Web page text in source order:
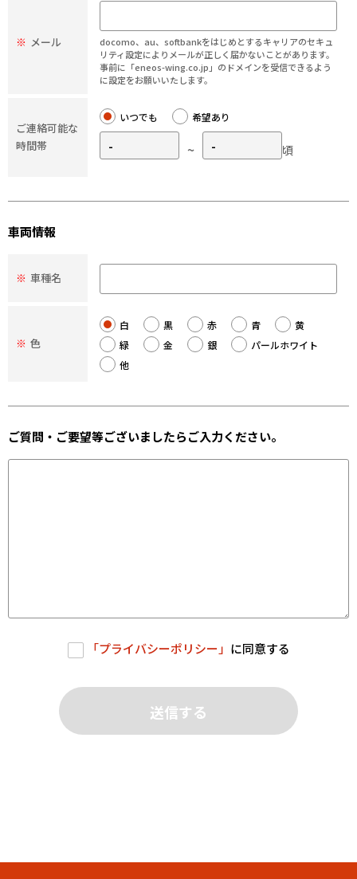
※ メール
docomo、au、softbankをはじめとするキャリアのセキュ
リティ設定によりメールが正しく届かないことがあります。
事前に「eneos-wing.co.jp」のドメインを受信できるよう
に設定をお願いいたします。
ご連絡可能な
時間帯
いつでも 希望あり
~ 頃
車両情報
※ 車種名
※ 色
白 黒 赤 青
黄
緑
金 銀
パールホワイト
他
ご質問・ご要望等ございましたらご入力ください。
「プライバシーポリシー 」 に同意する